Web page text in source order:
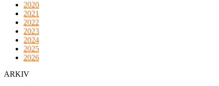
2020
2021
2022
2023
2024
2025
2026
ARKIV